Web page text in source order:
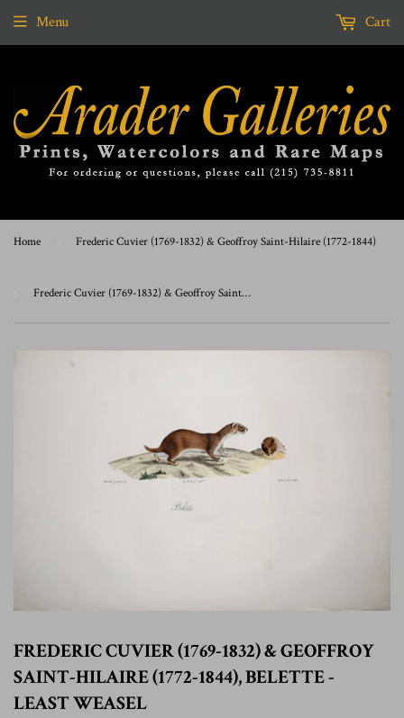
Menu Cart
Home Frederic Cuvier (1769-1832) & Geoffroy Saint-Hilaire (1772-1844)
Frederic Cuvier (1769-1832) & Geoffroy Saint-Hilaire (1772-1844), Belette - Least Weasel
FREDERIC CUVIER (1769-1832) & GEOFFROY
SAINT-HILAIRE (1772-1844), BELETTE -
LEAST WEASEL